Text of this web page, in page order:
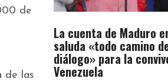
de
de las
La cuenta de Maduro
saluda «todo camino
diálogo» para la
Venezuela